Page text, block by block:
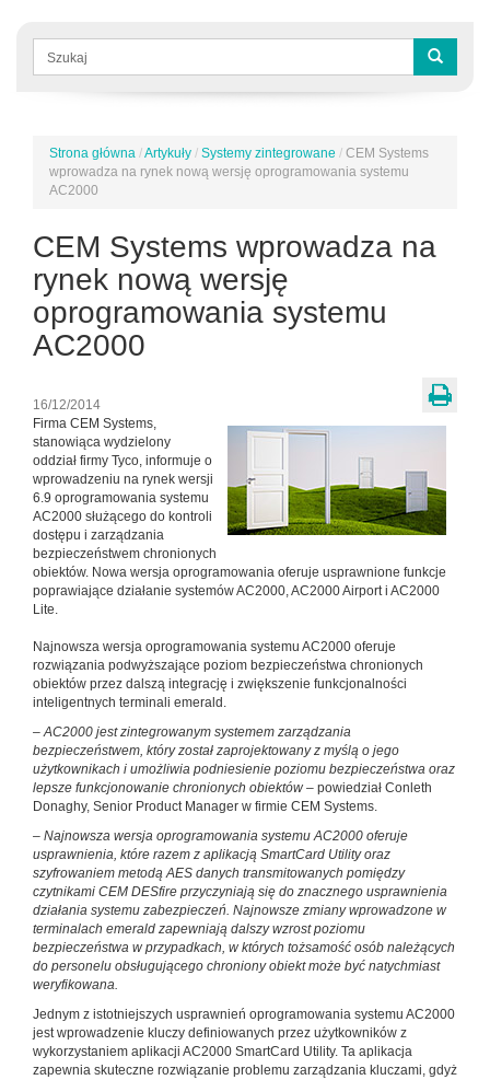
Formularz
wyszukiwania
Jesteś
tutaj
Strona główna /Artykuły / Systemy zintegrowane / CEM Systems
wprowadza na rynek nową wersję oprogramowania systemu
AC2000
CEM Systems wprowadza na
rynek nową wersję
oprogramowania systemu
AC2000
16/12/2014
Firma CEM Systems,
stanowiąca wydzielony
oddział firmy Tyco, informuje o
wprowadzeniu na rynek wersji
6.9 oprogramowania systemu
AC2000 służącego do kontroli
dostępu i zarządzania
bezpieczeństwem chronionych
obiektów. Nowa wersja oprogramowania oferuje usprawnione funkcje
poprawiające działanie systemów AC2000, AC2000 Airport i AC2000
Lite.
Najnowsza wersja oprogramowania systemu AC2000 oferuje
rozwiązania podwyższające poziom bezpieczeństwa chronionych
obiektów przez dalszą integrację i zwiększenie funkcjonalności
inteligentnych terminali emerald.
– AC2000 jest zintegrowanym systemem zarządzania
bezpieczeństwem, który został zaprojektowany z myślą o jego
użytkownikach i umożliwia podniesienie poziomu bezpieczeństwa oraz
lepsze funkcjonowanie chronionych obiektów – powiedział Conleth
Donaghy, Senior Product Manager w firmie CEM Systems.
– Najnowsza wersja oprogramowania systemu AC2000 oferuje
usprawnienia, które razem z aplikacją SmartCard Utility oraz
szyfrowaniem metodą AES danych transmitowanych pomiędzy
czytnikami CEM DESfire przyczyniają się do znacznego usprawnienia
działania systemu zabezpieczeń. Najnowsze zmiany wprowadzone w
terminalach emerald zapewniają dalszy wzrost poziomu
bezpieczeństwa w przypadkach, w których tożsamość osób należących
do personelu obsługującego chroniony obiekt może być natychmiast
weryfikowana.
Jednym z istotniejszych usprawnień oprogramowania systemu AC2000
jest wprowadzenie kluczy definiowanych przez użytkowników z
wykorzystaniem aplikacji AC2000 SmartCard Utility. Ta aplikacja
zapewnia skuteczne rozwiązanie problemu zarządzania kluczami, gdyż